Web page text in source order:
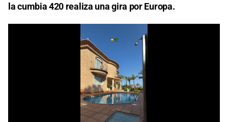
la cumbia 420 realiza una gira por Europa.